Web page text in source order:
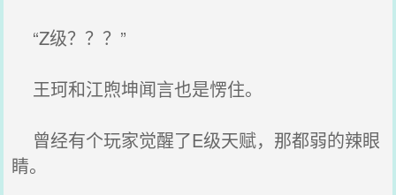
“Z级？？？”
王珂和江煦坤闻言也是愣住。
曾经有个玩家觉醒了E级天赋，那都弱的辣眼
睛。